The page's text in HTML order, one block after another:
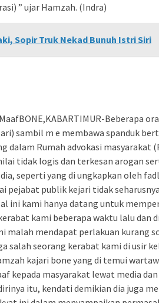
” ujar Hamzah. (Indra)
Sopir Truk Nekad Bunuh Istri Siri
Beberapa
sambil m e membawa spanduk
dalam Rumah advokasi masyarakat
tidak logis dan terkesan arogan
seperti yang di ungkapkan oleh
pejabat publik kejari tidak
ini kami hanya datang untuk
kami beberapa waktu lalu dan
malah mendapat perlakuan kurang
salah seorang kerabat kami di usir
kajari bone yang di temui
kepada masyarakat lewat media
itu, kendati demikian dia juga